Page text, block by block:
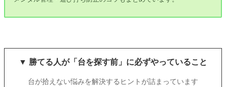
▼ 勝てる人が「台を探す前」に必ずやっていること
台が拾えない悩みを解決するヒントが詰まっています